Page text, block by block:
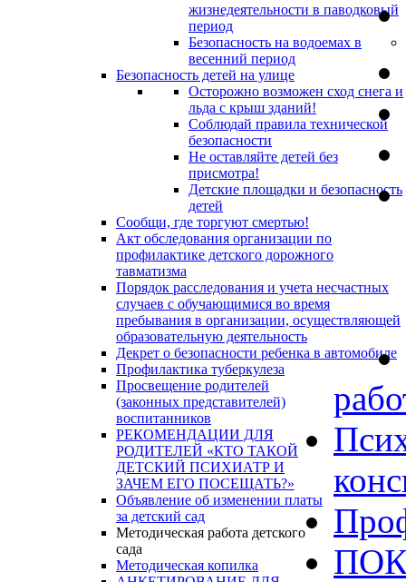
жизнедеятельности в паводковый
период
Безопасность на водоемах в
весенний период
Безопасность детей на улице
Осторожно возможен сход снега и
льда с крыш зданий!
Соблюдай правила технической
безопасности
Не оставляйте детей без
присмотра!
Детские площадки и безопасность
детей
Сообщи, где торгуют смертью!
Акт обследования организации по
профилактике детского дорожного
тавматизма
Порядок расследования и учета несчастных
случаев с обучающимися во время
пребывания в организации, осуществляющей
образовательную деятельность
Декрет о безопасности ребенка в автомобиле
Профилактика туберкулеза
Просвещение родителей
(законных представителей)
воспитанников
РЕКОМЕНДАЦИИ ДЛЯ
РОДИТЕЛЕЙ «КТО ТАКОЙ
ДЕТСКИЙ ПСИХИАТР И
ЗАЧЕМ ЕГО ПОСЕЩАТЬ?»
Объявление об изменении платы
за детский сад
Методическая работа детского
сада
Методическая копилка